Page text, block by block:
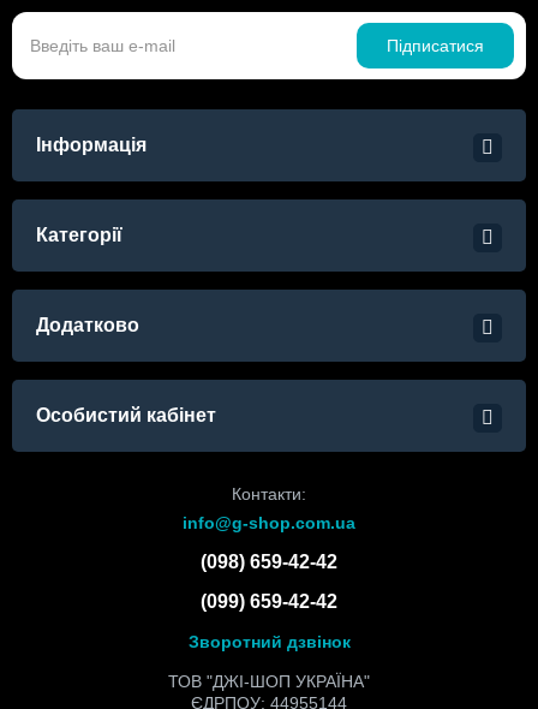
Підписатися
Інформація
Категорії
Додатково
Особистий кабінет
Контакти:
info@g-shop.com.ua
(098) 659-42-42
(099) 659-42-42
Зворотний дзвінок
ТОВ "ДЖІ-ШОП УКРАЇНА"
ЄДРПОУ: 44955144